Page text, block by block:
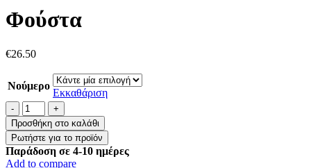
Φούστα
€26.50
Νούμερο
Εκκαθάριση
Φούστα
ποσότητα
Προσθήκη στο καλάθι
Παράδοση σε 4-10 ημέρες
Add to compare